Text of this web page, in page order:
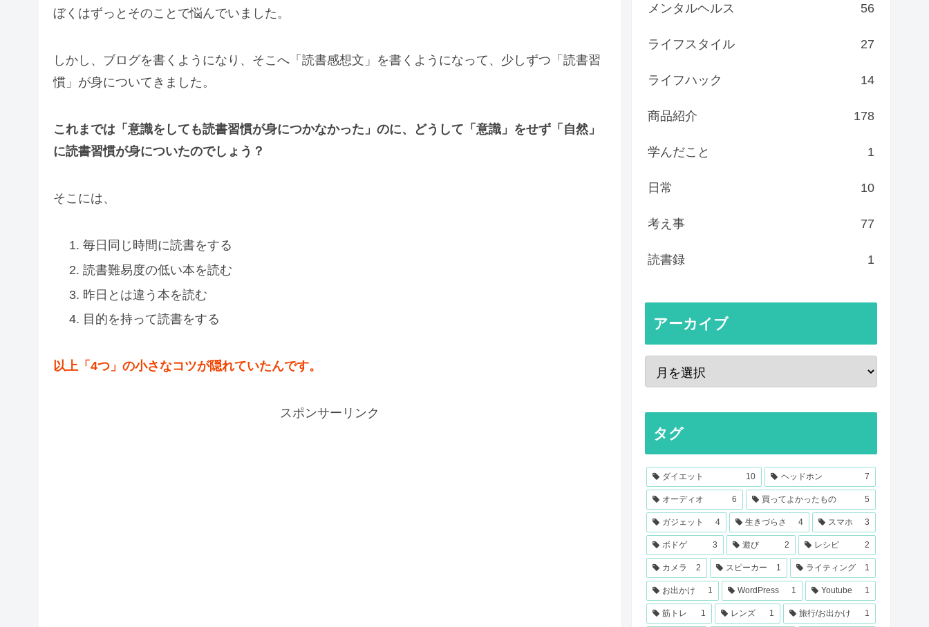
ぼくはずっとそのことで悩んでいました。
しかし、ブログを書くようになり、そこへ「読書感想文」を書くようになって、少しずつ「読書習
慣」が身についてきました。
これまでは「意識をしても読書習慣が身につかなかった」のに、どうして「意識」をせず「自然」
に読書習慣が身についたのでしょう？
そこには、
毎日同じ時間に読書をする
読書難易度の低い本を読む
昨日とは違う本を読む
目的を持って読書をする
以上「4つ」の小さなコツが隠れていたんです。
スポンサーリンク
メンタルヘルス 56
ライフスタイル 27
ライフハック 14
商品紹介 178
学んだこと 1
日常 10
考え事 77
読書録 1
アーカイブ
タグ
ダイエット 10 ヘッドホン 7
オーディオ 6 買ってよかったもの 5
ガジェット 4 生きづらさ 4 スマホ 3
ボドゲ 3 遊び 2 レシピ 2
カメラ 2 スピーカー 1 ライティング 1
お出かけ 1 WordPress 1 Youtube 1
筋トレ 1 レンズ 1 旅行/お出かけ 1